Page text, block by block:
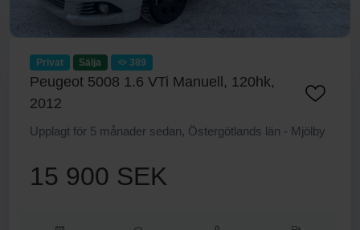
Privat Sälja 389
Peugeot 5008 1.6 VTi Manuell, 120hk,
2012
Upplagt för 5 månader sedan, Östergötlands län - Mjölby
15 900 SEK